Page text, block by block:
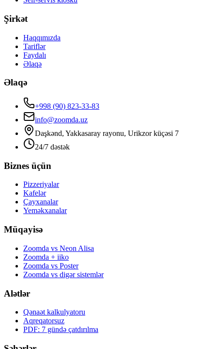
Şirkət
Haqqımızda
Tariflər
Faydalı
Əlaqə
Əlaqə
+998 (90) 823-33-83
info@zoomda.uz
Daşkənd, Yakkasaray rayonu, Urikzor küçəsi 7
24/7 dəstək
Biznes üçün
Pizzeriyalar
Kafelər
Çayxanalar
Yeməkxanalar
Müqayisə
Zoomda vs Neon Alisa
Zoomda + iiko
Zoomda vs Poster
Zoomda vs digər sistemlər
Alətlər
Qənaət kalkulyatoru
Aqreqatorsuz
PDF: 7 gündə çatdırılma